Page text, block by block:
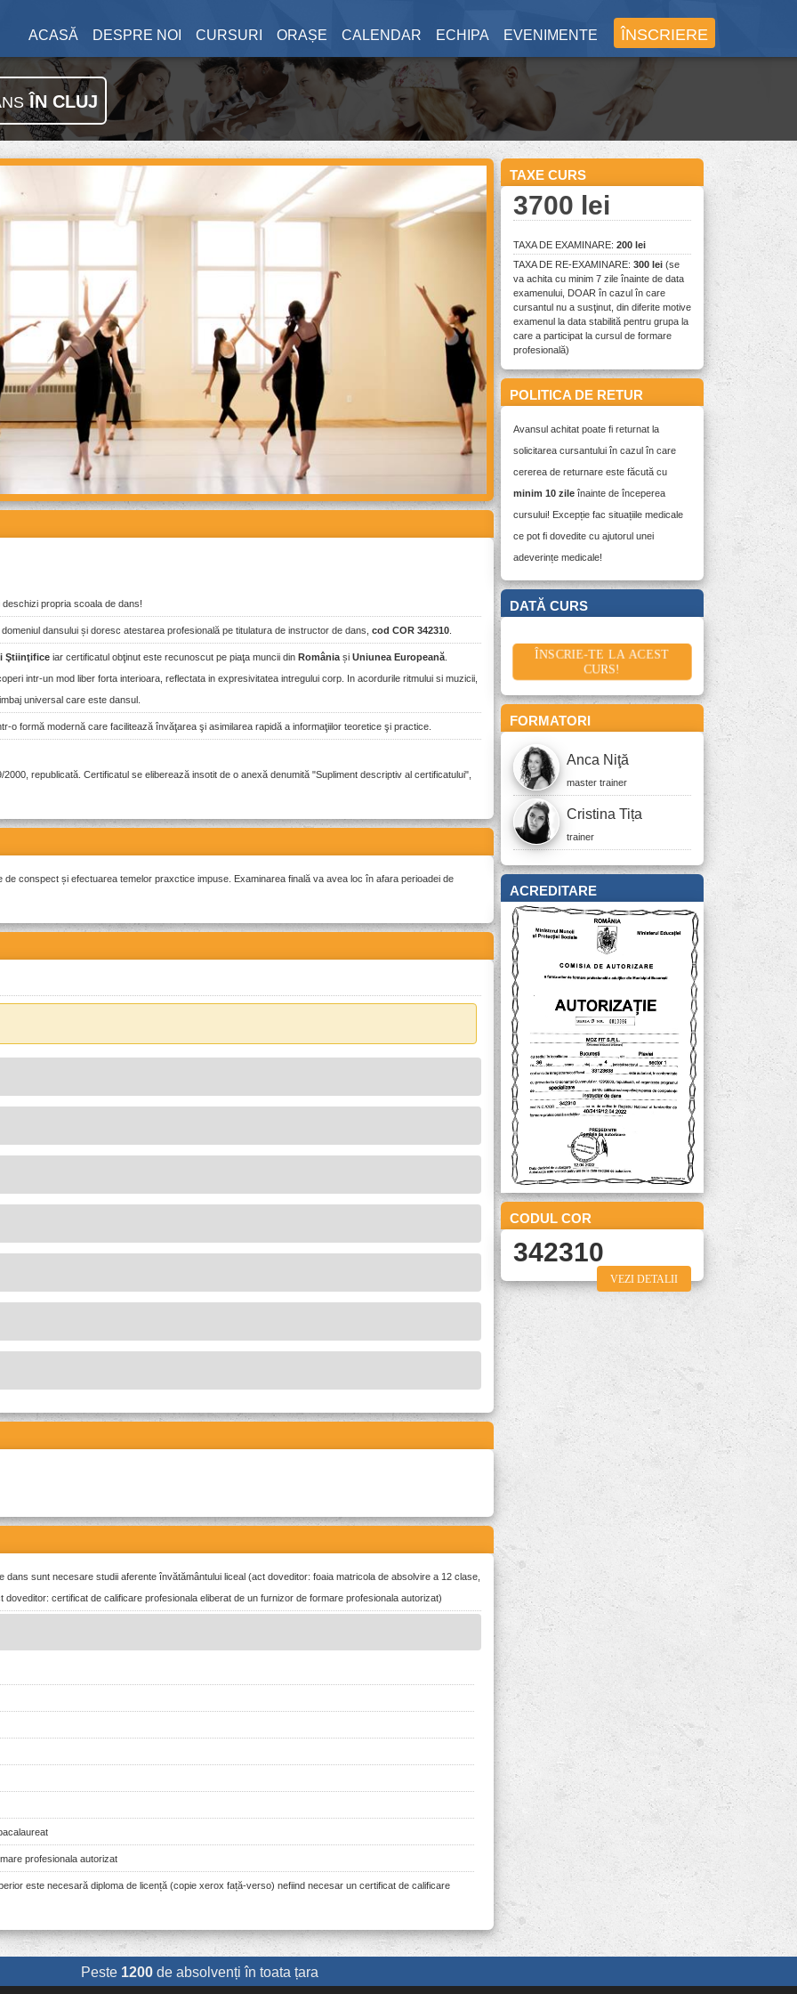
ACASĂ DESPRE NOI CURSURI ORAȘE CALENDAR ECHIPA EVENIMENTE ÎNSCRIERE
ÎN CLUJ
propria scoala de dans!
dansului și doresc atestarea profesională pe titulatura de instructor de dans, cod COR 342310
Ştiinţifice iar certificatul obţinut este recunoscut pe piaţa muncii din România și Uniunea Europeană
intr-un mod liber forta interioara, reflectata in expresivitatea intregului corp. In acordurile ritmului si muzicii,
universal care este dansul.
formă modernă care facilitează învăţarea şi asimilarea rapidă a informaţiilor teoretice şi practice.
republicată. Certificatul se eliberează insotit de o anexă denumită "Supliment descriptiv al certificatului",
conspect și efectuarea temelor praxctice impuse. Examinarea finală va avea loc în afara perioadei de
relaxarea musculară
sunt necesare studii aferente învătământului liceal (act doveditor: foaia matricola de absolvire a 12 clase,
certificat de calificare profesionala eliberat de un furnizor de formare profesionala autorizat)
profesionala autorizat
este necesară diploma de licență (copie xerox față-verso) nefiind necesar un certificat de calificare
TAXE CURS
3700 lei
TAXA DE EXAMINARE: 200 lei
TAXA DE RE-EXAMINARE: 300 lei(se
va achita cu minim 7 zile înainte de data
examenului, DOAR în cazul în care
cursantul nu a susţinut, din diferite motive
examenul la data stabilită pentru grupa la
care a participat la cursul de formare
profesională)
POLITICA DE RETUR
Avansul achitat poate fi returnat la
solicitarea cursantului în cazul în care
cererea de returnare este făcută cu
minim 10 zileînainte de începerea
cursului! Excepție fac situațiile medicale
ce pot fi dovedite cu ajutorul unei
adeverințe medicale!
DATĂ CURS
ÎNSCRIE-TE LA ACEST
CURS!
FORMATORI
Anca Niţă
master trainer
Cristina Tița
trainer
ACREDITARE
CODUL COR
342310
VEZI DETALII
Peste 1200de absolvenți în toata țara